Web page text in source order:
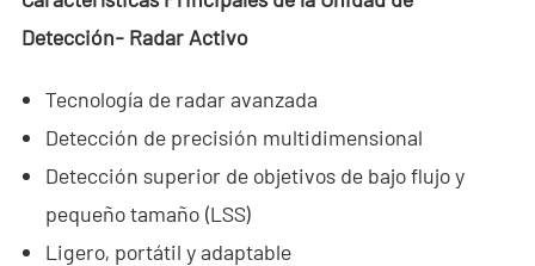
Agente
ES
- EN
Detección- Radar Activo
Tecnología de radar avanzada
Detección de precisión multidimensional
Detección superior de objetivos de bajo flujo y
pequeño tamaño (LSS)
Ligero, portátil y adaptable